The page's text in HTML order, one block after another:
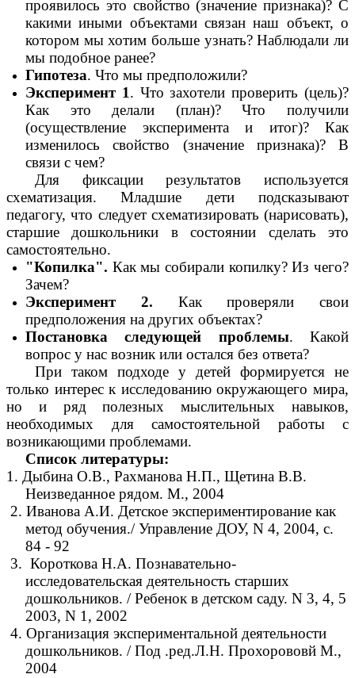
проявилось это свойство (значение признака)? С
какими иными объектами связан наш объект, о
котором мы хотим больше узнать? Наблюдали ли
мы подобное ранее?
Гипотеза. Что мы предположили?
Эксперимент 1. Что захотели проверить (цель)?
Как это делали (план)? Что получили
(осуществление эксперимента и итог)? Как
изменилось свойство (значение признака)? В
связи с чем?
Для фиксации результатов используется
схематизация. Младшие дети подсказывают
педагогу, что следует схематизировать (нарисовать),
старшие дошкольники в состоянии сделать это
самостоятельно.
"Копилка". Как мы собирали копилку? Из чего?
Зачем?
Эксперимент 2. Как проверяли свои
предположения на других объектах?
Постановка следующей проблемы. Какой
вопрос у нас возник или остался без ответа?
При таком подходе у детей формируется не
только интерес к исследованию окружающего мира,
но и ряд полезных мыслительных навыков,
необходимых для самостоятельной работы с
возникающими проблемами.
Список литературы:
1. Дыбина О.В., Рахманова Н.П., Щетина В.В.
Неизведанное рядом. М., 2004
2. Иванова А.И. Детское экспериментирование как
метод обучения./ Управление ДОУ, N 4, 2004, с.
84 - 92
3. Короткова Н.А. Познавательно-
исследовательская деятельность старших
дошкольников. / Ребенок в детском саду. N 3, 4, 5
2003, N 1, 2002
4. Организация экспериментальной деятельности
дошкольников. / Под .ред.Л.Н. Прохорововй М.,
2004